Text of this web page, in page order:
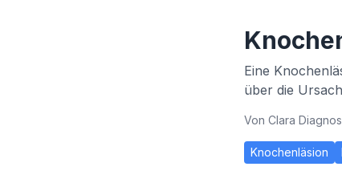
Eine
über die
Von Clara
Knochenläsion